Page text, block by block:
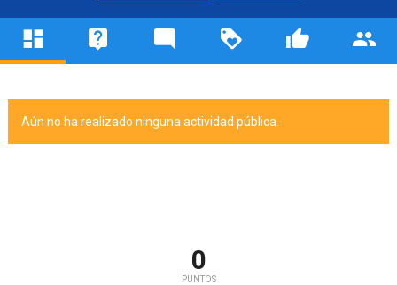
Aún no ha realizado ninguna actividad pública.
0
PUNTOS